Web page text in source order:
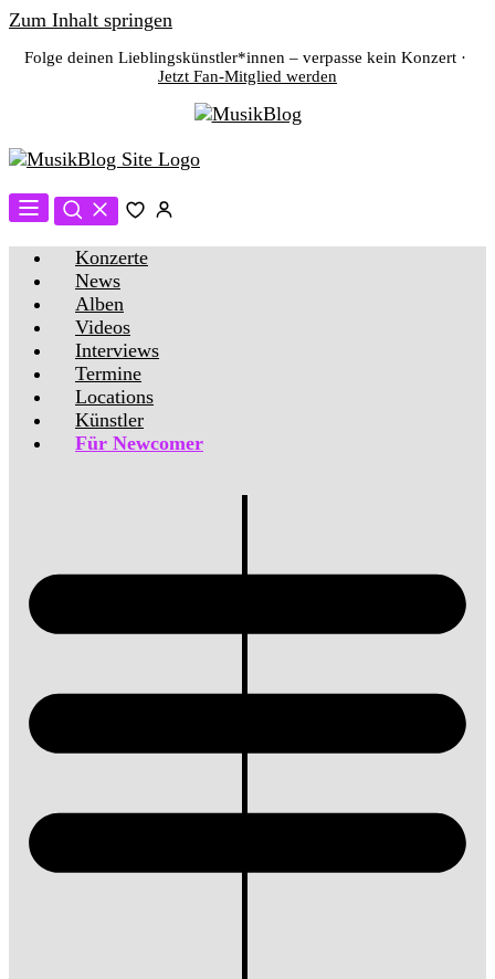
Zum Inhalt springen
Folge deinen Lieblingskünstler*innen – verpasse kein Konzert ·
Jetzt Fan-Mitglied werden
Konzerte
News
Alben
Videos
Interviews
Termine
Locations
Künstler
Für Newcomer